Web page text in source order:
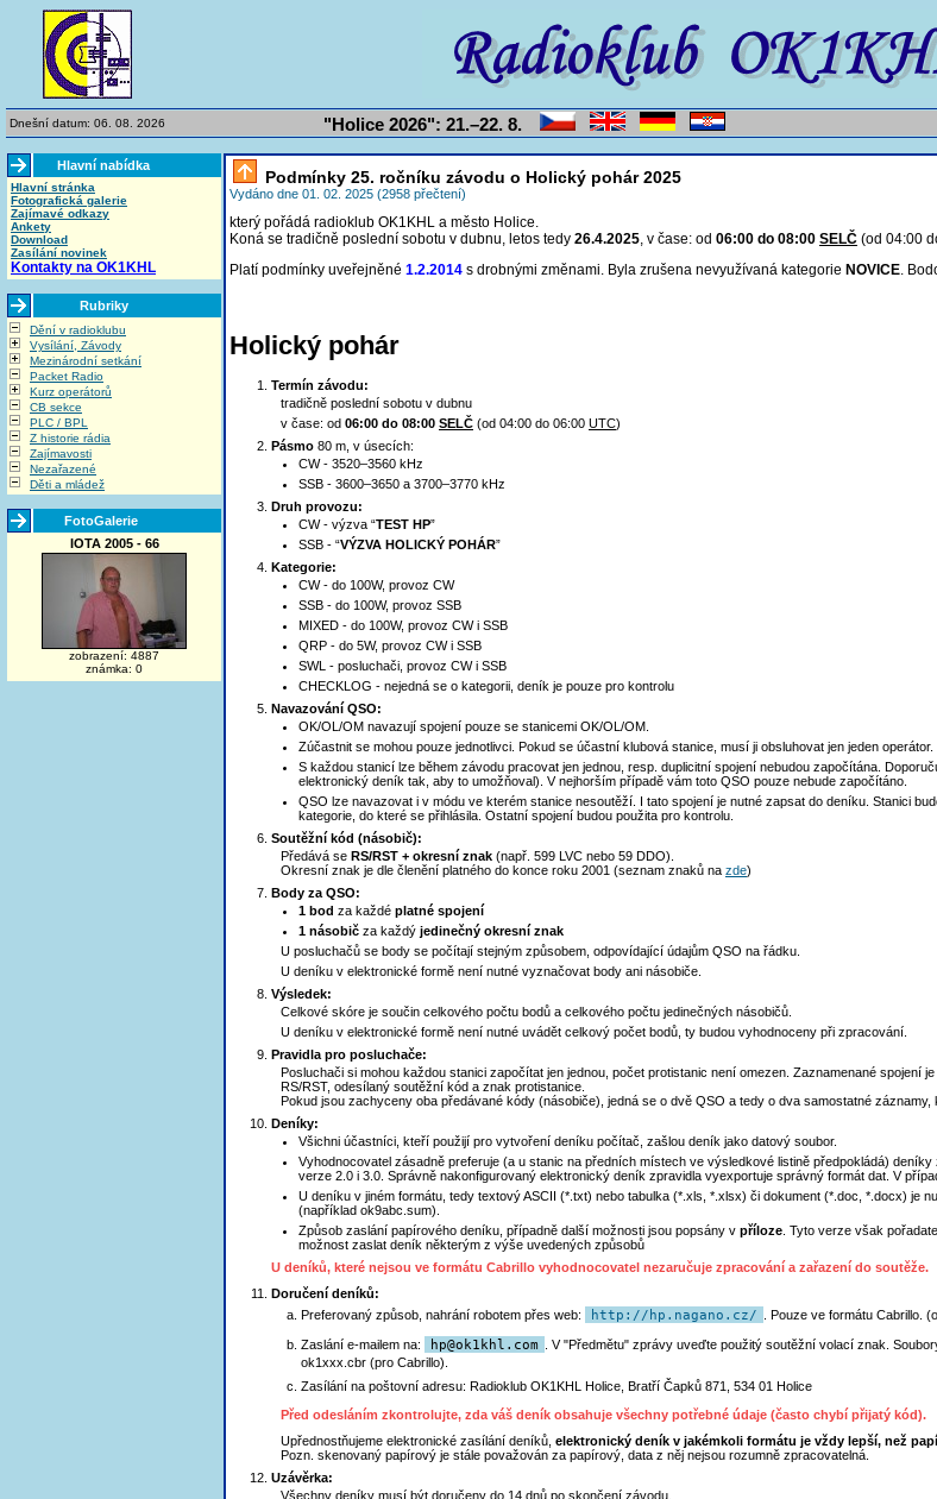
Dnešní datum: 06. 08. 2026 "Holice 2026": 21.–22. 8.
Hlavní nabídka
Hlavní stránka
Fotografická galerie
Zajímavé odkazy
Ankety
Download
Zasílání novinek
Kontakty na OK1KHL
Rubriky
Dění v radioklubu
Vysílání, Závody
Mezinárodní setkání
Packet Radio
Kurz operátorů
CB sekce
PLC / BPL
Z historie rádia
Zajímavosti
Nezařazené
Děti a mládež
FotoGalerie
IOTA 2005 - 66
zobrazení: 4887
známka: 0
Podmínky 25. ročníku závodu o Holický pohár 2025
Vydáno dne 01. 02. 2025 (2958 přečtení)
který pořádá radioklub OK1KHL a město Holice.
Koná se tradičně poslední sobotu v dubnu, letos tedy 26.4.2025, v čase: od 06:00 do 08:00 SELČ (od 04:00
Platí podmínky uveřejněné 1.2.2014 s drobnými změnami. Byla zrušena nevyužívaná kategorie NOVICE.
Holický pohár
Termín závodu:
tradičně poslední sobotu v dubnu
v čase: od 06:00 do 08:00 SELČ (od 04:00 do 06:00 UTC)
Pásmo 80 m, v úsecích:
CW - 3520–3560 kHz
SSB - 3600–3650 a 3700–3770 kHz
Druh provozu:
CW - výzva “TEST HP”
SSB - “VÝZVA HOLICKÝ POHÁR”
Kategorie:
CW - do 100W, provoz CW
SSB - do 100W, provoz SSB
MIXED - do 100W, provoz CW i SSB
QRP - do 5W, provoz CW i SSB
SWL - posluchači, provoz CW i SSB
CHECKLOG - nejedná se o kategorii, deník je pouze pro kontrolu
Navazování QSO:
OK/OL/OM navazují spojení pouze se stanicemi OK/OL/OM.
Zúčastnit se mohou pouze jednotlivci. Pokud se účastní klubová stanice, musí ji obsluhovat jen jeden operátor.
S každou stanicí lze během závodu pracovat jen jednou, resp. duplicitní spojení nebudou započítána.
elektronický deník tak, aby to umožňoval). V nejhorším případě vám toto QSO pouze nebude započítáno.
QSO lze navazovat i v módu ve kterém stanice nesoutěží. I tato spojení je nutné zapsat do deníku. Stanici
kategorie, do které se přihlásila. Ostatní spojení budou použita pro kontrolu.
Soutěžní kód (násobič):
Předává se RS/RST + okresní znak (např. 599 LVC nebo 59 DDO).
Okresní znak je dle členění platného do konce roku 2001 (seznam znaků na zde)
Body za QSO:
1 bod za každé platné spojení
1 násobič za každý jedinečný okresní znak
U posluchačů se body se počítají stejným způsobem, odpovídající údajům QSO na řádku.
U deníku v elektronické formě není nutné vyznačovat body ani násobiče.
Výsledek:
Celkové skóre je součin celkového počtu bodů a celkového počtu jedinečných násobičů.
U deníku v elektronické formě není nutné uvádět celkový počet bodů, ty budou vyhodnoceny při zpracování.
Pravidla pro posluchače:
Posluchači si mohou každou stanici započítat jen jednou, počet protistanic není omezen. Zaznamenané spojení
RS/RST, odesílaný soutěžní kód a znak protistanice.
Pokud jsou zachyceny oba předávané kódy (násobiče), jedná se o dvě QSO a tedy o dva samostatné záznamy,
Deníky:
Všichni účastníci, kteří použijí pro vytvoření deníku počítač, zašlou deník jako datový soubor.
Vyhodnocovatel zásadně preferuje (a u stanic na předních místech ve výsledkové listině předpokládá)
verze 2.0 i 3.0. Správně nakonfigurovaný elektronický deník zpravidla vyexportuje správný formát dat. V
U deníku v jiném formátu, tedy textový ASCII (*.txt) nebo tabulka (*.xls, *.xlsx) či dokument (*.doc, *.docx) je
(například ok9abc.sum).
Způsob zaslání papírového deníku, případně další možnosti jsou popsány v příloze . Tyto verze však
možnost zaslat deník některým z výše uvedených způsobů
U deníků, které nejsou ve formátu Cabrillo vyhodnocovatel nezaručuje zpracování a zařazení do soutěže.
Doručení deníků:
Preferovaný způsob, nahrání robotem přes web:
http://hp.nagano.cz/ . Pouze ve formátu Cabrillo.
Zaslání e-mailem na: hp@ok1khl.com
. V "Předmětu" zprávy uveďte použitý soutěžní volací znak.
ok1xxx.cbr (pro Cabrillo).
Zasílání na poštovní adresu: Radioklub OK1KHL Holice, Bratří Čapků 871, 534 01 Holice
Před odesláním zkontrolujte, zda váš deník obsahuje všechny potřebné údaje (často chybí přijatý kód).
Upřednostňujeme elektronické zasílání deníků, elektronický deník v jakémkoli formátu je vždy lepší, než
Pozn. skenovaný papírový je stále považován za papírový, data z něj nejsou rozumně zpracovatelná.
Uzávěrka:
Všechny deníky musí být doručeny do 14 dnů po skončení závodu.